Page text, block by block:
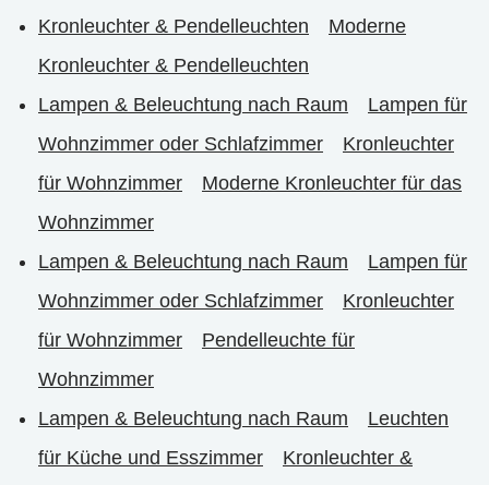
Kronleuchter & Pendelleuchten
Moderne
Kronleuchter & Pendelleuchten
Lampen & Beleuchtung nach Raum
Lampen für
Wohnzimmer oder Schlafzimmer
Kronleuchter
für Wohnzimmer
Moderne Kronleuchter für das
Wohnzimmer
Lampen & Beleuchtung nach Raum
Lampen für
Wohnzimmer oder Schlafzimmer
Kronleuchter
für Wohnzimmer
Pendelleuchte für
Wohnzimmer
Lampen & Beleuchtung nach Raum
Leuchten
für Küche und Esszimmer
Kronleuchter &